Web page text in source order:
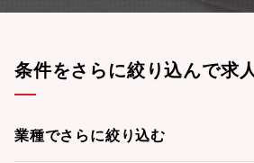
条件をさらに絞り込んで求
業種でさらに絞り込む